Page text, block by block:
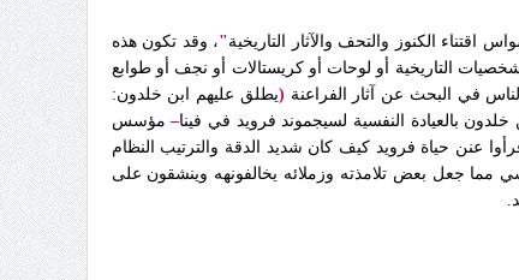
اقتناء الكنوز والتحف والآثار التاريخية"، وقد تكون هذه
التاريخية أو لوحات أو كريستالات أو نجف أو طوابع
في البحث عن آثار الفراعنة (يطلق عليهم ابن خلدون:
بالعيادة النفسية لسيجموند فرويد في فينا– مؤسس
عنن حياة فرويد كيف كان شديد الدقة والترتيب النظام
مما جعل بعض تلامذته وزملائه يخالفونهه وينشقون على